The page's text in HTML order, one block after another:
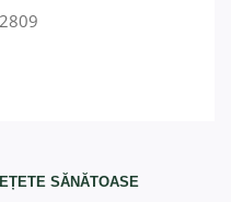
2809
SĂNĂTOASE